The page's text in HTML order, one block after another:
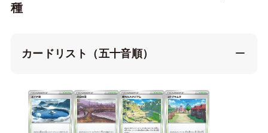
種
カードリスト（五十音順）